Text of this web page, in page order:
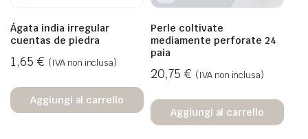
Ágata india irregular
cuentas de piedra
1,65 € (IVA non inclusa)
Aggiungi al carrello
Perle coltivate
mediamente perforate 24
paia
20,75 € (IVA non inclusa)
Aggiungi al carrello